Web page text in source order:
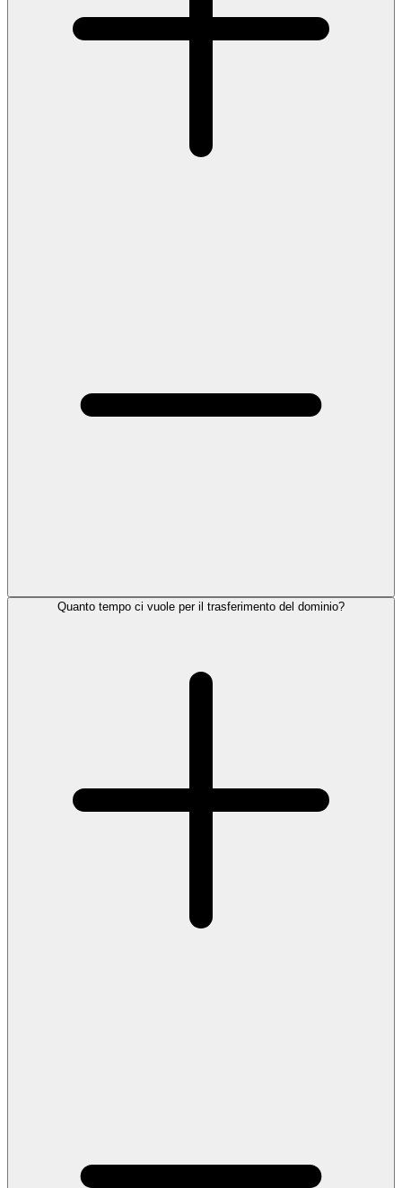
Quanto tempo ci vuole per il trasferimento del dominio?